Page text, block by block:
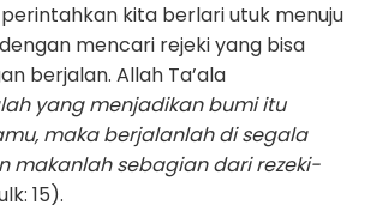
kita berlari utuk menuju
mencari rejeki yang bisa
berjalan. Allah Ta’ala
yang menjadikan bumi itu
maka berjalanlah di segala
makanlah sebagian dari rezeki-
15).